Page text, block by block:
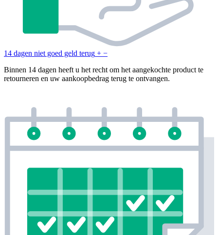
14 dagen niet goed geld terug + −
Binnen 14 dagen heeft u het recht om het aangekochte product te
retourneren en uw aankoopbedrag terug te ontvangen.